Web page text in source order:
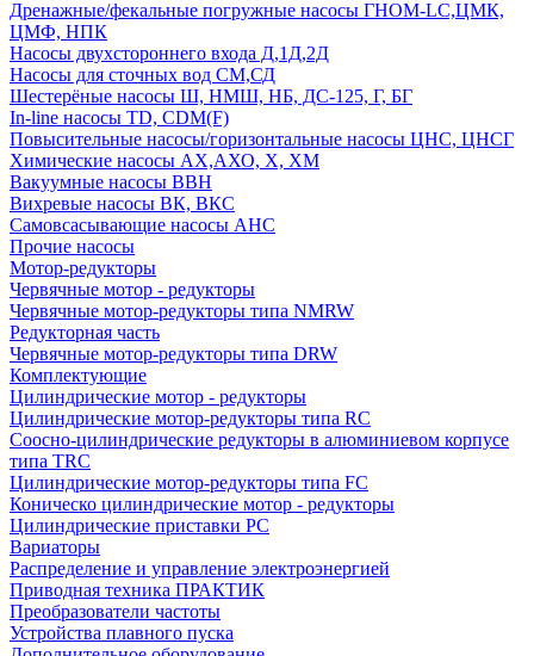
Дренажные/фекальные погружные насосы ГНОМ-LC,ЦМК,
ЦМФ, НПК
Насосы двухстороннего входа Д,1Д,2Д
Насосы для сточных вод СМ,СД
Шестерёные насосы Ш, НМШ, НБ, ДС-125, Г, БГ
In-line насосы TD, CDM(F)
Повысительные насосы/горизонтальные насосы ЦНС, ЦНСГ
Химические насосы АХ,АХО, Х, ХМ
Вакуумные насосы ВВН
Вихревые насосы ВК, ВКС
Самовсасывающие насосы АНС
Прочие насосы
Мотор-редукторы
Червячные мотор - редукторы
Червячные мотор-редукторы типа NMRW
Редукторная часть
Червячные мотор-редукторы типа DRW
Комплектующие
Цилиндрические мотор - редукторы
Цилиндрические мотор-редукторы типа RC
Соосно-цилиндрические редукторы в алюминиевом корпусе
типа TRC
Цилиндрические мотор-редукторы типа FC
Коническо цилиндрические мотор - редукторы
Цилиндрические приставки PC
Вариаторы
Распределение и управление электроэнергией
Приводная техника ПРАКТИК
Преобразователи частоты
Устройства плавного пуска